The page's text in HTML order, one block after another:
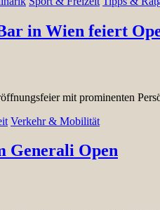
in Wien feiert
mit prominenten
Verkehr & Mobilität
Generali Open